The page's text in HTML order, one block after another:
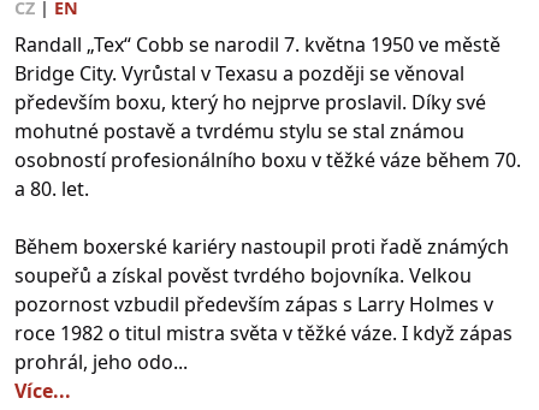
CZ | EN
Randall „Tex“ Cobb se narodil 7. května 1950 ve městě
Bridge City. Vyrůstal v Texasu a později se věnoval
především boxu, který ho nejprve proslavil. Díky své
mohutné postavě a tvrdému stylu se stal známou
osobností profesionálního boxu v těžké váze během 70.
a 80. let.
Během boxerské kariéry nastoupil proti řadě známých
soupeřů a získal pověst tvrdého bojovníka. Velkou
pozornost vzbudil především zápas s Larry Holmes v
roce 1982 o titul mistra světa v těžké váze. I když zápas
prohrál, jeho odo...
Více...